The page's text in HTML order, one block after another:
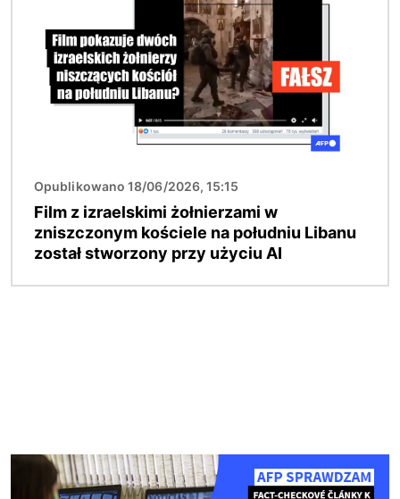
Opublikowano 18/06/2026, 15:15
Film z izraelskimi żołnierzami w
zniszczonym kościele na południu Libanu
został stworzony przy użyciu AI